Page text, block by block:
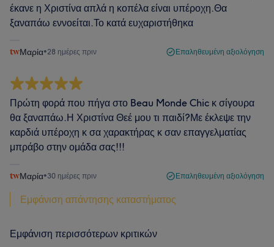
έκανε η Χριστίνα απλά η κοπέλα είναι υπέροχη.Θα
ξαναπάω εννοείται.Το κατά ευχαριστήθηκα
Μαρία•28 ημέρες πριν Επαληθευμένη αξιολόγηση
Πρώτη φορά που πήγα στο Beau Monde Chic κ σίγουρα
θα ξαναπάω.Η Χριστίνα Θεέ μου τι παιδί?Με έκλεψε την
καρδιά υπέροχη κ σα χαρακτήρας κ σαν επαγγελματίας
μπράβο στην ομάδα σας!!!
Μαρία•30 ημέρες πριν Επαληθευμένη αξιολόγηση
Εμφάνιση απάντησης καταστήματος
Εμφάνιση περισσότερων κριτικών